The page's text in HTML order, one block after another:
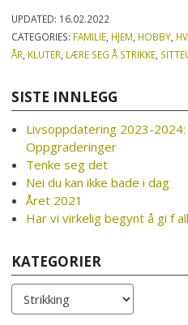
UPDATED: 16.02.2022
CATEGORIES: FAMILIE, HJEM, HOBBY,
ÅR, KLUTER, LÆRE SEG Å STRIKKE,
SISTE INNLEGG
Livsoppdatering 2023-
Oppgraderinger
Tenke seg det
Nei du kan ikke bade i dag
Året 2021
Har vi virkelig begynt å gi f
KATEGORIER
Kategorier